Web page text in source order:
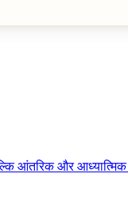
आंतरिक और